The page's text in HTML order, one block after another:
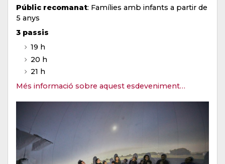
Públic recomanat: Famílies amb infants a partir de
5 anys
3 passis
19 h
20 h
21 h
Més informació sobre aquest esdeveniment…